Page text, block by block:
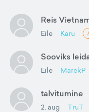
Reis
Eile Karu
Sooviks
Eile MarekP
talvitumine
2. aug TruT